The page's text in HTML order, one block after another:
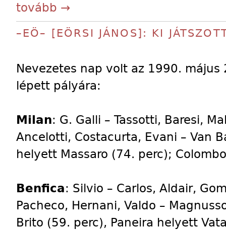
tovább →
–EÖ– [EÖRSI JÁNOS]: KI
Nevezetes nap volt az 1990. május
lépett pályára:
Milan: G. Galli – Tassotti, Baresi,
Ancelotti, Costacurta, Evani – Van
helyett Massaro (74. perc);
Benfica: Silvio – Carlos, Aldair,
Pacheco, Hernani, Valdo –
Brito (59. perc), Paneira helyett